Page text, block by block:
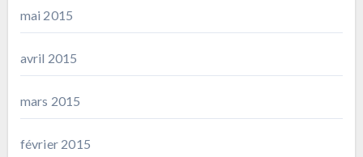
mai 2015
avril 2015
mars 2015
février 2015